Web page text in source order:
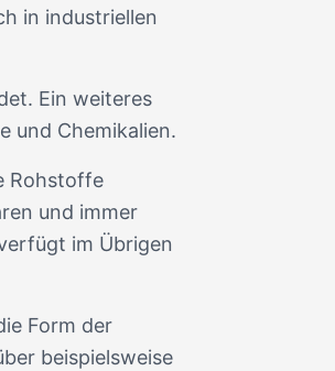
in industriellen
Ein weiteres
und Chemikalien.
Rohstoffe
und immer
im Übrigen
Form der
beispielsweise